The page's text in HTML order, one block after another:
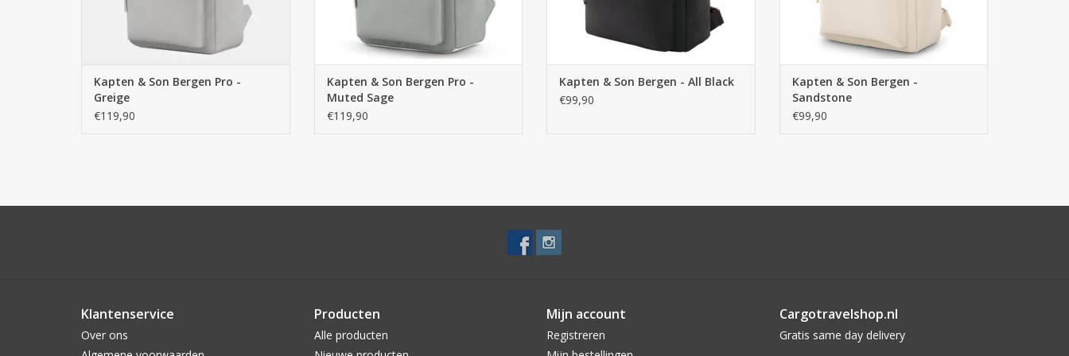
Kapten & Son Bergen Pro -
Greige
€119,90
Kapten & Son Bergen Pro -
Muted Sage
€119,90
Kapten & Son Bergen - All Black
€99,90
Kapten & Son Bergen -
Sandstone
€99,90
Klantenservice
Over ons
Producten
Alle producten
Mijn account
Registreren
Cargotravelshop.nl
Gratis same day delivery